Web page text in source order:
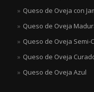
Queso de Oveja con
Queso de Oveja
Queso de Oveja Semi-
Queso de Oveja
Queso de Oveja Azul